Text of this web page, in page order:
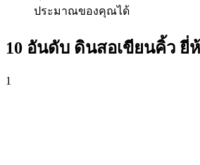
ประมาณของคุณได้
10 อันดับ ดินสอเขียนคิ้ว ยี่
1